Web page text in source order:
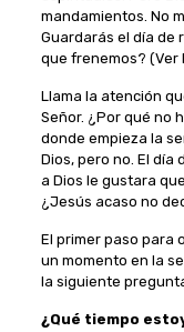
mandamientos. No
Guardarás el día de
que frenemos? (Ver
Llama la atención
Señor. ¿Por qué no
donde empieza la
Dios, pero no. El día
a Dios le gustara
¿Jesús acaso no
El primer paso para
un momento en la
la siguiente
¿Qué tiempo